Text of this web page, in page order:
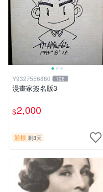
Y9327556880 126
漫畫家簽名版3
$2,000
競標 剩3天